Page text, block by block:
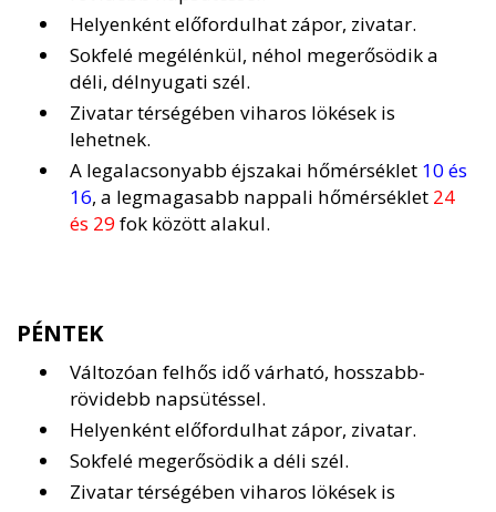
Helyenként előfordulhat zápor, zivatar.
Sokfelé megélénkül, néhol megerősödik a
déli, délnyugati szél.
Zivatar térségében viharos lökések is
lehetnek.
A legalacsonyabb éjszakai hőmérséklet 10 és
16, a legmagasabb nappali hőmérséklet 24
és 29fok között alakul.
PÉNTEK
Változóan felhős idő várható, hosszabb-
rövidebb napsütéssel.
Helyenként előfordulhat zápor, zivatar.
Sokfelé megerősödik a déli szél.
Zivatar térségében viharos lökések is